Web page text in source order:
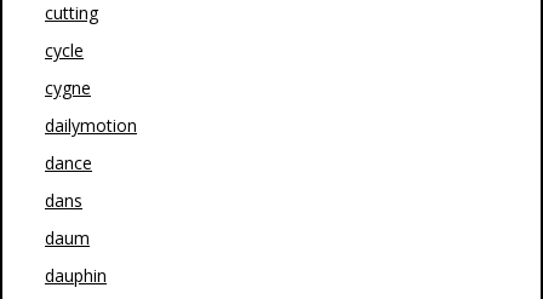
cutting
cycle
cygne
dailymotion
dance
dans
daum
dauphin